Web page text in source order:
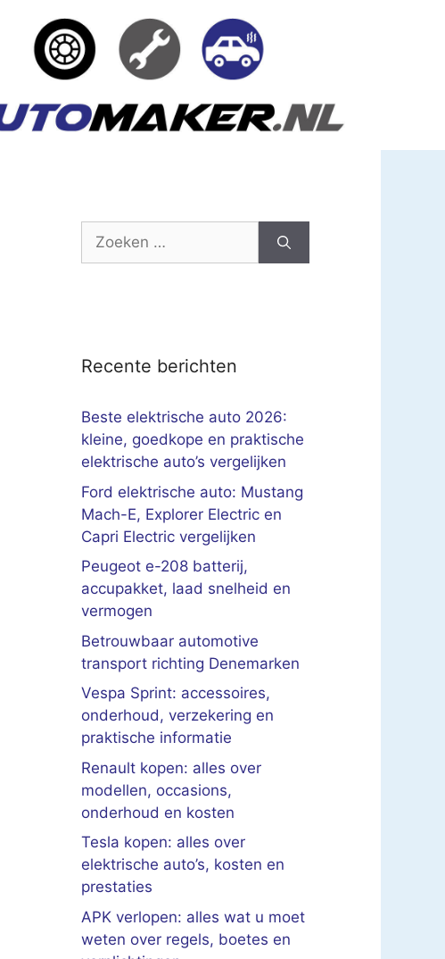
Zoek
Recente berichten
Beste elektrische auto 2026:
kleine, goedkope en praktische
elektrische auto’s vergelijken
Ford elektrische auto: Mustang
Mach-E, Explorer Electric en
Capri Electric vergelijken
Peugeot e-208 batterij,
accupakket, laad snelheid en
vermogen
Betrouwbaar automotive
transport richting Denemarken
Vespa Sprint: accessoires,
onderhoud, verzekering en
praktische informatie
Renault kopen: alles over
modellen, occasions,
onderhoud en kosten
Tesla kopen: alles over
elektrische auto’s, kosten en
prestaties
APK verlopen: alles wat u moet
weten over regels, boetes en